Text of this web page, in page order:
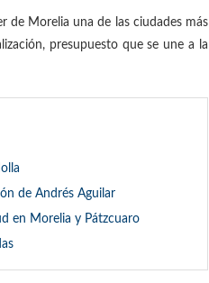
de Morelia una de las ciudades más
presupuesto que se une a la
de Andrés Aguilar
en Morelia y Pátzcuaro